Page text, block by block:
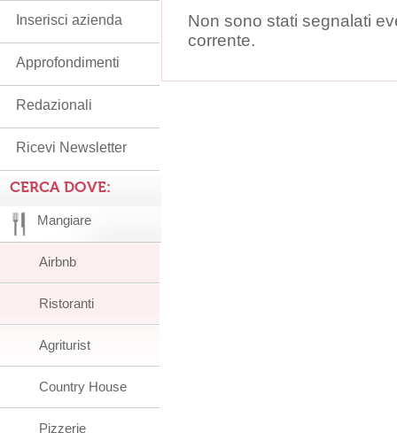
Non sono stati segnalati
corrente.
Inserisci azienda
Approfondimenti
Redazionali
Ricevi Newsletter
CERCA DOVE:
Mangiare
Airbnb
Ristoranti
Agriturist
Country House
Pizzerie